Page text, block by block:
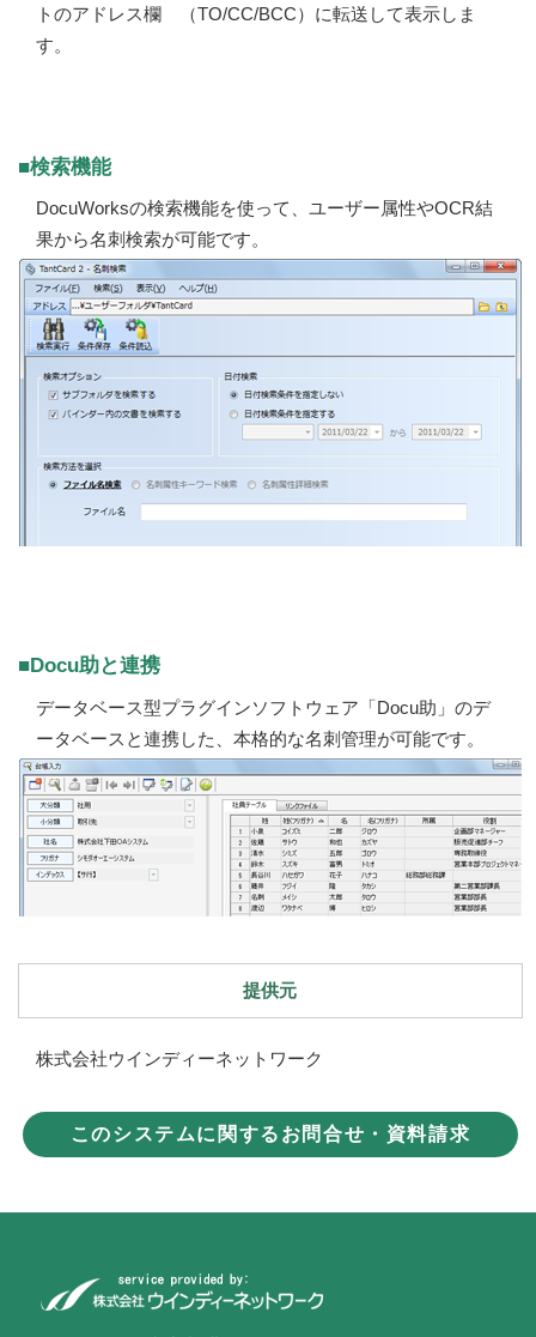
トのアドレス欄 （TO/CC/BCC）に転送して表示しま
す。
■検索機能
DocuWorksの検索機能を使って、ユーザー属性やOCR結
果から名刺検索が可能です。
■Docu助と連携
データベース型プラグインソフトウェア「Docu助」のデ
ータベースと連携した、本格的な名刺管理が可能です。
提供元
株式会社ウインディーネットワーク
このシステムに関するお問合せ・資料請求